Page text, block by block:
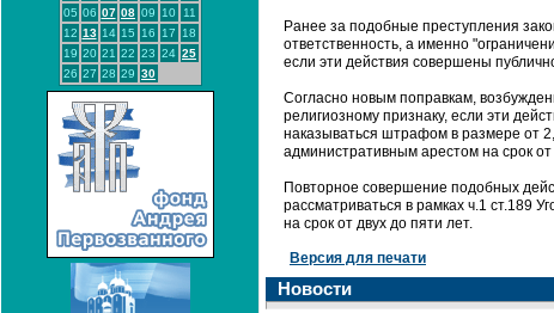
05 06 07 08 09 10
11
12 13 14 15 16 17
18
19 20 21 22 23 24 25
26 27 28 29 30
Ранее за подобные преступления
ответственность, а именно
если эти действия совершены
Согласно новым поправкам,
религиозному признаку, если эти
наказываться штрафом в размере от
административным арестом на срок от
Повторное совершение подобных
рассматриваться в рамках ч.1 ст.189
на срок от двух до пяти лет.
Версия для печати
Новости